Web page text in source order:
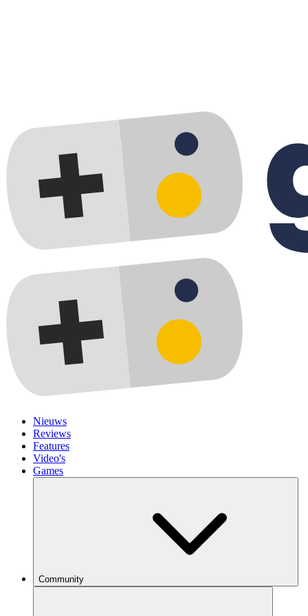
Nieuws
Reviews
Features
Video's
Games
Community